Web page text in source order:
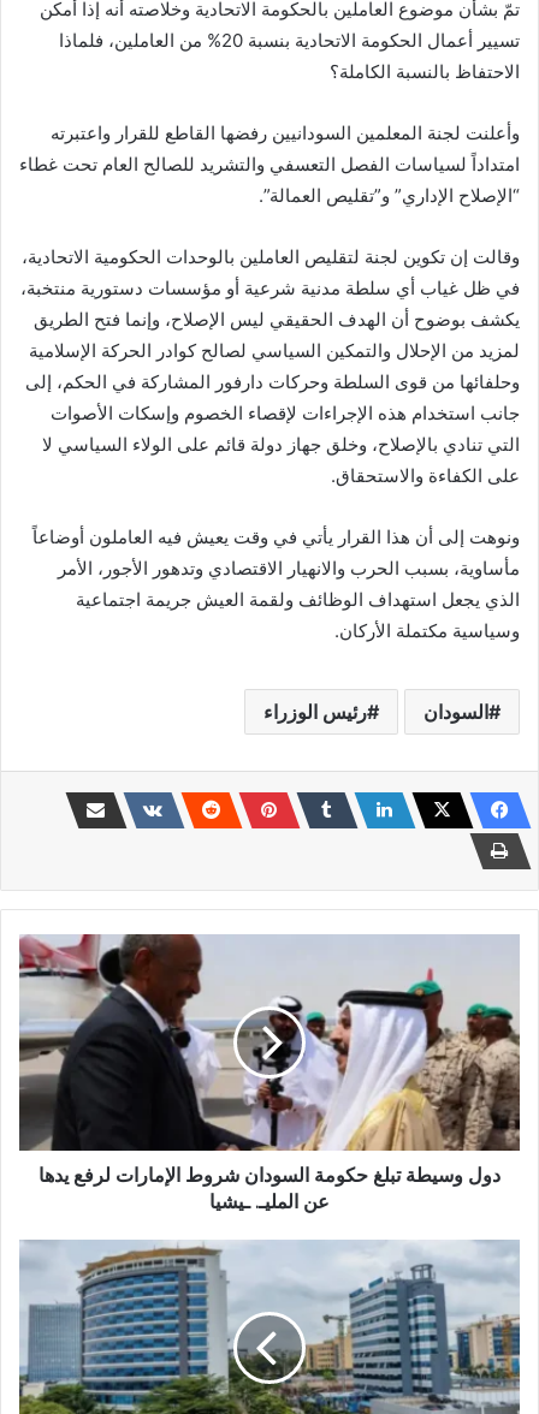
تمّ بشأن موضوع العاملين بالحكومة الاتحادية وخلاصته أنه إذا أمكن
تسيير أعمال الحكومة الاتحادية بنسبة 20% من العاملين، فلماذا
الاحتفاظ بالنسبة الكاملة؟
وأعلنت لجنة المعلمين السودانيين رفضها القاطع للقرار واعتبرته
امتداداً لسياسات الفصل التعسفي والتشريد للصالح العام تحت غطاء
“الإصلاح الإداري” و”تقليص العمالة”.
وقالت إن تكوين لجنة لتقليص العاملين بالوحدات الحكومية الاتحادية،
في ظل غياب أي سلطة مدنية شرعية أو مؤسسات دستورية منتخبة،
يكشف بوضوح أن الهدف الحقيقي ليس الإصلاح، وإنما فتح الطريق
لمزيد من الإحلال والتمكين السياسي لصالح كوادر الحركة الإسلامية
وحلفائها من قوى السلطة وحركات دارفور المشاركة في الحكم، إلى
جانب استخدام هذه الإجراءات لإقصاء الخصوم وإسكات الأصوات
التي تنادي بالإصلاح، وخلق جهاز دولة قائم على الولاء السياسي لا
على الكفاءة والاستحقاق.
ونوهت إلى أن هذا القرار يأتي في وقت يعيش فيه العاملون أوضاعاً
مأساوية، بسبب الحرب والانهيار الاقتصادي وتدهور الأجور، الأمر
الذي يجعل استهداف الوظائف ولقمة العيش جريمة اجتماعية
وسياسية مكتملة الأركان.
السودان رئيس الوزراء
حكومة
السودان
شروط
الإمارات
لرفع
يدها
عندول وسيطة تبلغ حكومة السودان شروط الإمارات لرفع يدها
عن المليـ. ـيشيا
حقيقة
مسؤول
سوداني
رفيع
بمسؤولين